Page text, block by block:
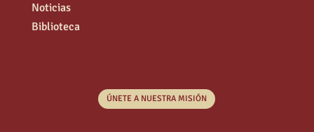
Noticias
Biblioteca
ÚNETE A NUESTRA MISIÓN